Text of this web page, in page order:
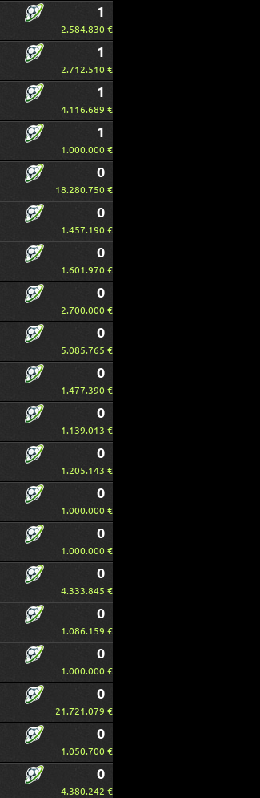
1
2.584.830 €
1
2.712.510 €
1
4.116.689 €
1
1.000.000 €
0
18.280.750 €
0
1.457.190 €
0
1.601.970 €
0
2.700.000 €
0
5.085.765 €
0
1.477.390 €
0
1.139.013 €
0
1.205.143 €
0
1.000.000 €
0
1.000.000 €
0
4.333.845 €
0
1.086.159 €
0
1.000.000 €
0
21.721.079 €
0
1.050.700 €
0
4.380.242 €